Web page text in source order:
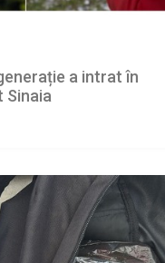
a intrat în
Sinaia